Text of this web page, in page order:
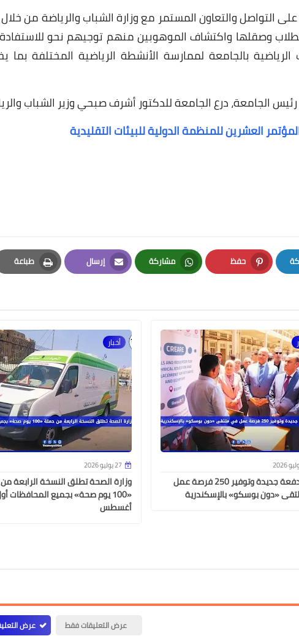
التواصل والتعاون المستمر مع وزارة الشباب والرياضة من خلال
وصقلها واكتشاف الموهوبين منهم توجيهم نحو
بالجامعة لممارسة الأنشطة الرياضية المختلفة بما
الجامعة، درع الجامعة للدكتور أشرف صبحي وزير الشباب
العشرين للمنظمة الدولية للبيئات التقليدية
حفظ
Pinterest
مشاركة
Whatsapp
إرسال
Email
طباعة
Print
تخريج دفعة جديدة وتوفير 250 فرصة عمل
«دون بوسكو» بالإسكندرية
أخبار
27 يوليو 2026
وزارة الصحة تطلق النسخة الرابعة
«100 يوم صحة» بجميع المحافظات
أغسطس
عرض التعليقات فقط عرض
28 فبراير 2022
05 مارس 2022
03 مارس 2022